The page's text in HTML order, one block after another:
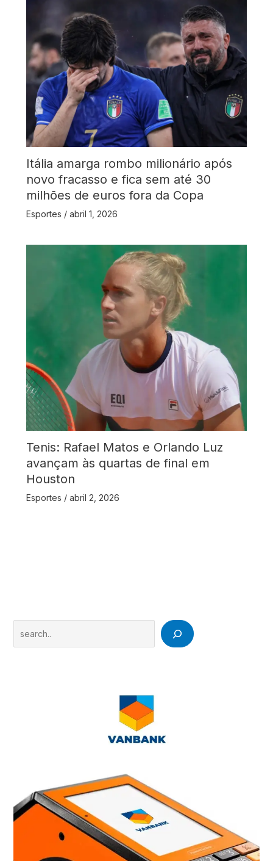
Itália amarga rombo milionário após
novo fracasso e fica sem até 30
milhões de euros fora da Copa
Esportes / abril 1, 2026
Tenis: Rafael Matos e Orlando Luz
avançam às quartas de final em
Houston
Esportes / abril 2, 2026